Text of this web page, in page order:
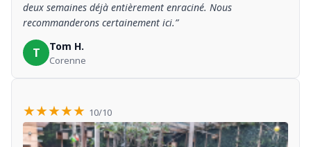
deux semaines déjà entièrement enraciné. Nous
recommanderons certainement ici.”
T Tom H.
Corenne
★★★★★ 10/10